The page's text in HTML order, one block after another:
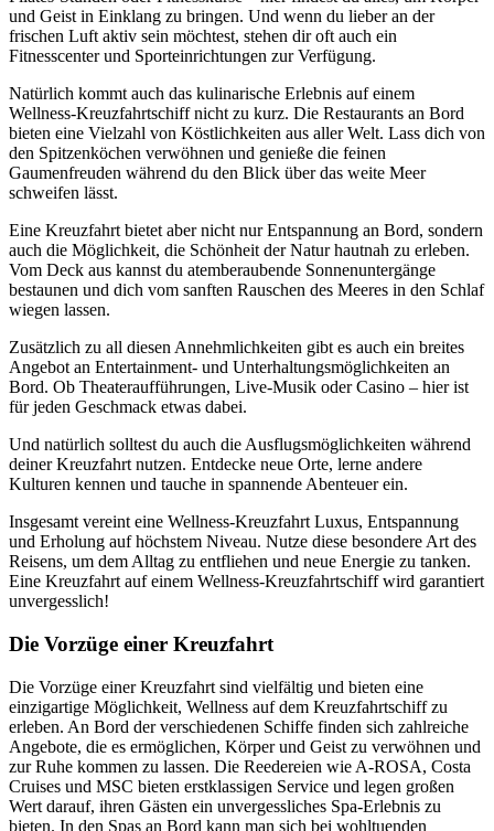
und Geist in Einklang zu bringen. Und wenn du lieber an der
frischen Luft aktiv sein möchtest, stehen dir oft auch ein
Fitnesscenter und Sporteinrichtungen zur Verfügung.
Natürlich kommt auch das kulinarische Erlebnis auf einem
Wellness-Kreuzfahrtschiff nicht zu kurz. Die Restaurants an Bord
bieten eine Vielzahl von Köstlichkeiten aus aller Welt. Lass dich von
den Spitzenköchen verwöhnen und genieße die feinen
Gaumenfreuden während du den Blick über das weite Meer
schweifen lässt.
Eine Kreuzfahrt bietet aber nicht nur Entspannung an Bord, sondern
auch die Möglichkeit, die Schönheit der Natur hautnah zu erleben.
Vom Deck aus kannst du atemberaubende Sonnenuntergänge
bestaunen und dich vom sanften Rauschen des Meeres in den Schlaf
wiegen lassen.
Zusätzlich zu all diesen Annehmlichkeiten gibt es auch ein breites
Angebot an Entertainment- und Unterhaltungsmöglichkeiten an
Bord. Ob Theateraufführungen, Live-Musik oder Casino – hier ist
für jeden Geschmack etwas dabei.
Und natürlich solltest du auch die Ausflugsmöglichkeiten während
deiner Kreuzfahrt nutzen. Entdecke neue Orte, lerne andere
Kulturen kennen und tauche in spannende Abenteuer ein.
Insgesamt vereint eine Wellness-Kreuzfahrt Luxus, Entspannung
und Erholung auf höchstem Niveau. Nutze diese besondere Art des
Reisens, um dem Alltag zu entfliehen und neue Energie zu tanken.
Eine Kreuzfahrt auf einem Wellness-Kreuzfahrtschiff wird garantiert
unvergesslich!
Die Vorzüge einer Kreuzfahrt
Die Vorzüge einer Kreuzfahrt sind vielfältig und bieten eine
einzigartige Möglichkeit, Wellness auf dem Kreuzfahrtschiff zu
erleben. An Bord der verschiedenen Schiffe finden sich zahlreiche
Angebote, die es ermöglichen, Körper und Geist zu verwöhnen und
zur Ruhe kommen zu lassen. Die Reedereien wie A-ROSA, Costa
Cruises und MSC bieten erstklassigen Service und legen großen
Wert darauf, ihren Gästen ein unvergessliches Spa-Erlebnis zu
bieten. In den Spas an Bord kann man sich bei wohltuenden